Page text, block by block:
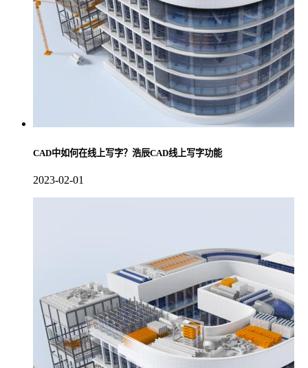
CAD中如何在线上写字？浩辰CAD线上写字功能
2023-02-01